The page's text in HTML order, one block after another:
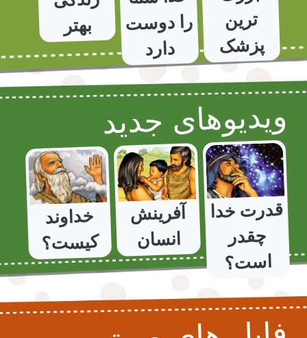
ترین
پزشک دارد
بهتر
ویدیوهای جدید
قدرت خدا
چقدر
است؟
آفرینش
انسان
خداوند
کیست؟